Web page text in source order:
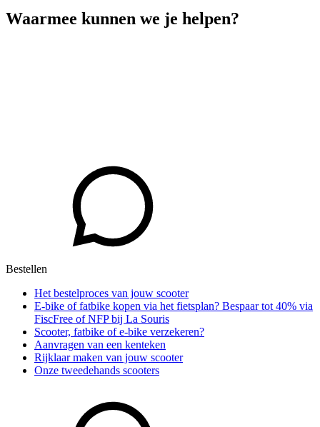
Waarmee kunnen we je helpen?
Bestellen
Het bestelproces van jouw scooter
E-bike of fatbike kopen via het fietsplan? Bespaar tot 40% via
FiscFree of NFP bij La Souris
Scooter, fatbike of e-bike verzekeren?
Aanvragen van een kenteken
Rijklaar maken van jouw scooter
Onze tweedehands scooters